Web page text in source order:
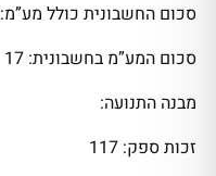
סכום החשבונית כולל מע”מ: 117
סכום המע”מ בחשבונית: 17
מבנה התנועה:
זכות ספק: 117